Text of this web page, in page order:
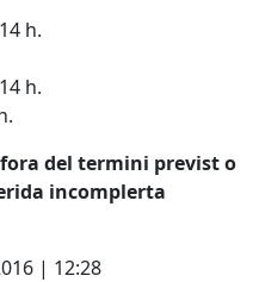
h.
h.
del termini previst o
incomplerta
| 12:28